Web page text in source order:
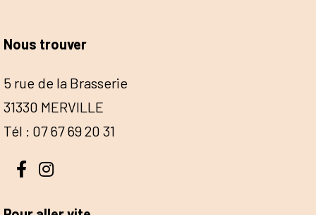
Nous trouver
5 rue de la Brasserie
31330 MERVILLE
Tél : 07 67 69 20 31